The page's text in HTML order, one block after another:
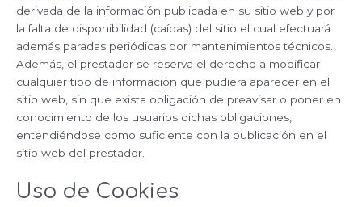
derivada de la información publicada en su sitio web y por
la falta de disponibilidad (caídas) del sitio el cual efectuará
además paradas periódicas por mantenimientos técnicos.
Además, el prestador se reserva el derecho a modificar
cualquier tipo de información que pudiera aparecer en el
sitio web, sin que exista obligación de preavisar o poner en
conocimiento de los usuarios dichas obligaciones,
entendiéndose como suficiente con la publicación en el
sitio web del prestador.
Uso de Cookies